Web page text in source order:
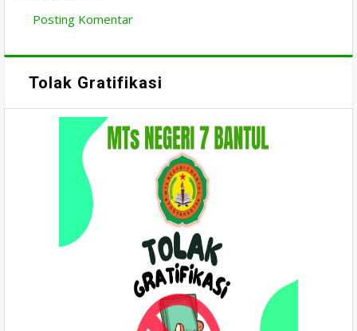
Posting Komentar
Tolak Gratifikasi